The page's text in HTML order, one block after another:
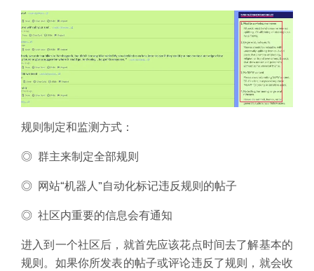
规则制定和监测方式：
◎ 群主来制定全部规则
◎ 网站“机器人”自动化标记违反规则的帖子
◎ 社区内重要的信息会有通知
进入到一个社区后，就首先应该花点时间去了解基本的
规则。如果你所发表的帖子或评论违反了规则，就会收